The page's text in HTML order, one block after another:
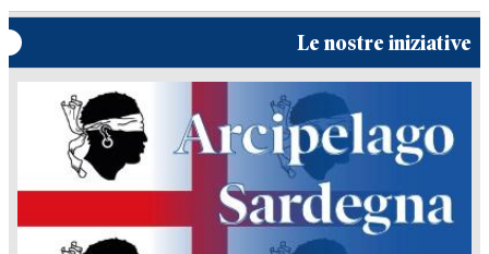
Le nostre iniziative